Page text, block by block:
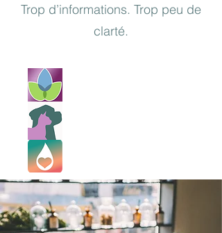
Trop d’informations. Trop peu de
clarté.